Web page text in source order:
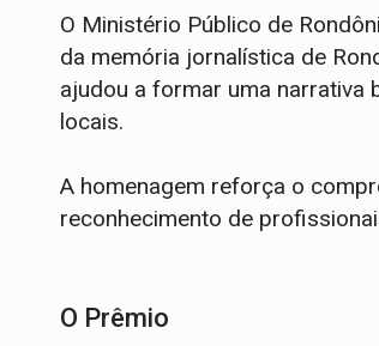
O Ministério Público de
da memória jornalística de
ajudou a formar uma narrativa
locais.
A homenagem reforça o
reconhecimento de
O Prêmio